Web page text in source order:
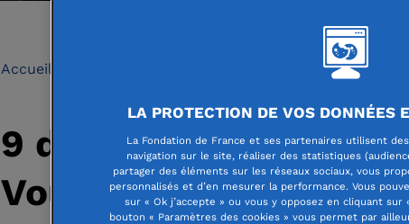
Accueil
9 décembre 2019 : le
Vous Parlons Psy
LA PROTECTION DE VOS DONNÉES
La Fondation de France et ses partenaires utilisent
navigation sur le site, réaliser des statistiques
partager des éléments sur les réseaux sociaux, vous
personnalisés et d’en mesurer la performance. Vous
sur « Ok j’accepte » ou vous y opposez en cliquant sur
bouton « Paramètres des cookies » vous permet par